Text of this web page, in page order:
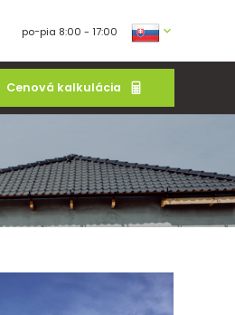
po−pia 8:00 - 17:00
Cenová kalkulácia